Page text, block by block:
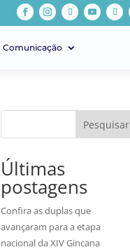
Comunicação
Pesquisar
Últimas
postagens
Confira as duplas que
avançaram para a etapa
nacional da XIV Gincana